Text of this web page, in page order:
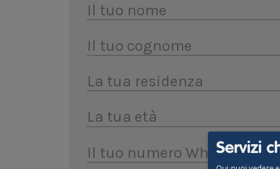
Il tuo nome
Il tuo cognome
La tua residenza
La tua età
Il tuo numero Whatsapp
Servizi